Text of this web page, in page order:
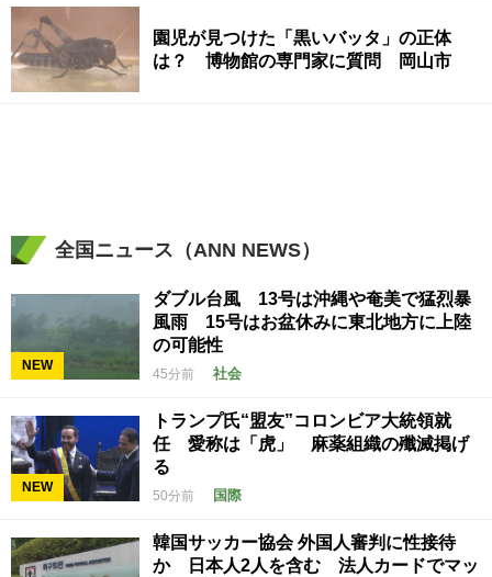
園児が見つけた「黒いバッタ」の正体
は？ 博物館の専門家に質問 岡山市
全国ニュース（ANN NEWS）
NEW
ダブル台風 13号は沖縄や奄美で猛烈暴
風雨 15号はお盆休みに東北地方に上陸
の可能性
45分前 社会
NEW
トランプ氏“盟友”コロンビア大統領就
任 愛称は「虎」 麻薬組織の殲滅掲げ
る
50分前 国際
韓国サッカー協会 外国人審判に性接待
か 日本人2人を含む 法人カードでマッ